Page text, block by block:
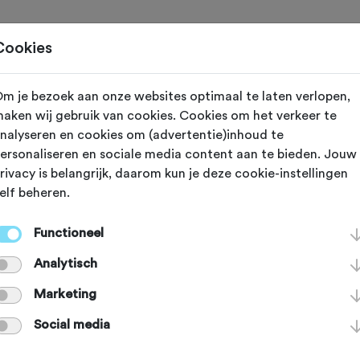
fietspad
Cramerpad werd een paar
tot het mooiste fietspad van
je bezoek aan onze websites optimaal te laten verlopen,
wij gebruik van cookies. Cookies om het verkeer te
en cookies om (advertentie)inhoud te
en sociale media content aan te bieden. Jouw
is belangrijk, daarom kun je deze cookie-instellingen
beheren.
Functioneel
Analytisch
Marketing
Social media